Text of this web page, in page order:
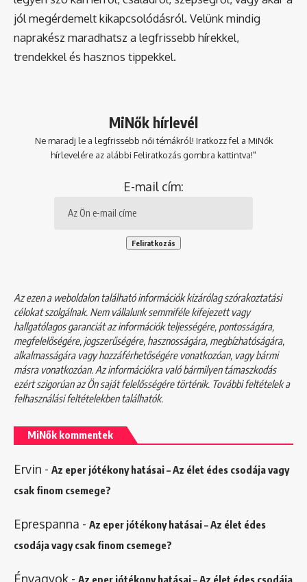
jól megérdemelt kikapcsolódásról. Velünk mindig
naprakész maradhatsz a legfrissebb hírekkel,
trendekkel és hasznos tippekkel.
MiNők hírlevél
Ne maradj le a legfrissebb női témákról! Iratkozz fel a MiNők
hírlevelére az alábbi Feliratkozás gombra kattintva!"
E-mail cím:
Az ezen a weboldalon található információk kizárólag szórakoztatási
célokat szolgálnak. Nem vállalunk semmiféle kifejezett vagy
hallgatólagos garanciát az információk teljességére, pontosságára,
megfelelőségére, jogszerűségére, hasznosságára, megbízhatóságára,
alkalmasságára vagy hozzáférhetőségére vonatkozóan, vagy bármi
másra vonatkozóan. Az információkra való bármilyen támaszkodás
ezért szigorúan az Ön saját felelősségére történik. További feltételek a
felhasználási feltételekbentalálhatók.
MiNők kommentek
Ervin - Az eper jótékony hatásai – Az élet édes csodája vagy
csak finom csemege?
Eprespanna - Az eper jótékony hatásai – Az élet édes
csodája vagy csak finom csemege?
Énvagyok - Az eper jótékony hatásai – Az élet édes csodája